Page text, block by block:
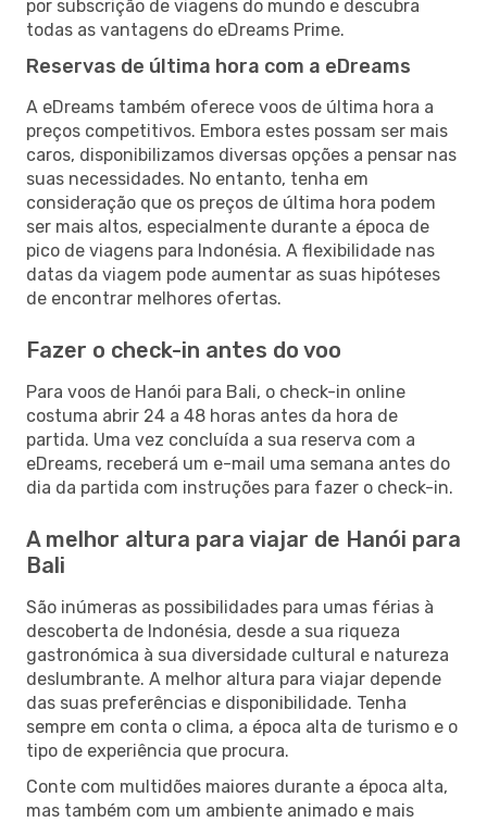
por subscrição de viagens do mundo e descubra
todas as vantagens do eDreams Prime.
Reservas de última hora com a eDreams
A eDreams também oferece voos de última hora a
preços competitivos. Embora estes possam ser mais
caros, disponibilizamos diversas opções a pensar nas
suas necessidades. No entanto, tenha em
consideração que os preços de última hora podem
ser mais altos, especialmente durante a época de
pico de viagens para Indonésia. A flexibilidade nas
datas da viagem pode aumentar as suas hipóteses
de encontrar melhores ofertas.
Fazer o check-in antes do voo
Para voos de Hanói para Bali, o check-in online
costuma abrir 24 a 48 horas antes da hora de
partida. Uma vez concluída a sua reserva com a
eDreams, receberá um e-mail uma semana antes do
dia da partida com instruções para fazer o check-in.
A melhor altura para viajar de Hanói para
Bali
São inúmeras as possibilidades para umas férias à
descoberta de Indonésia, desde a sua riqueza
gastronómica à sua diversidade cultural e natureza
deslumbrante. A melhor altura para viajar depende
das suas preferências e disponibilidade. Tenha
sempre em conta o clima, a época alta de turismo e o
tipo de experiência que procura.
Conte com multidões maiores durante a época alta,
mas também com um ambiente animado e mais